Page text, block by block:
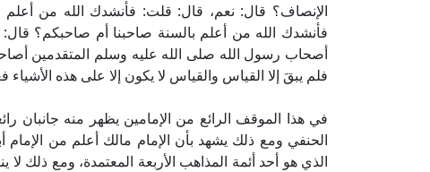
الإنصاف؟ قال: نعم، قال: قلت: فأنشدك الله من
فأنشدك الله من أعلم بالسنة صاحبنا أم صاحبكم؟
أصحاب رسول الله صلى الله عليه وسلم المتقدمين
فلم يبقَ إلا القياس والقياس لا يكون إلا على هذه
في هذا الموقف الرائع من الإمامين يظهر منه جانبان
الحنفي ومع ذلك يشهد بأن الإمام مالك أعلم من الإمام
الذي هو أحد أئمة المذاهب الأربعة المعتمدة، ومع ذلك